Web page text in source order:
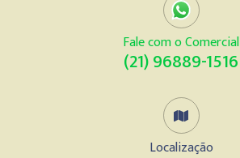
Fale com o Comercial
(21) 96889-1516
Localização